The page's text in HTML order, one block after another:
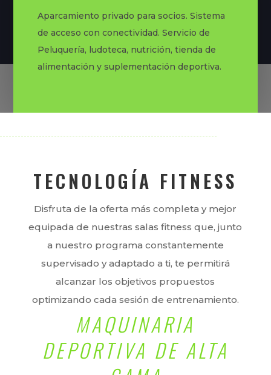
Media error: Format(s) not supported or source(s) not found
Aparcamiento privado para socios. Sistema
de acceso con conectividad. Servicio de
Peluquería, ludoteca, nutrición, tienda de
alimentación y suplementación deportiva.
TECNOLOGÍA FITNESS
Disfruta de la oferta más completa y mejor
equipada de nuestras salas fitness que, junto
a nuestro programa constantemente
supervisado y adaptado a ti, te permitirá
alcanzar los objetivos propuestos
optimizando cada sesión de entrenamiento.
MAQUINARIA
DEPORTIVA DE ALTA